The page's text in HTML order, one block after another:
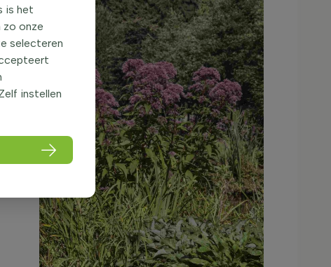
is het
zo onze
selecteren
instellen